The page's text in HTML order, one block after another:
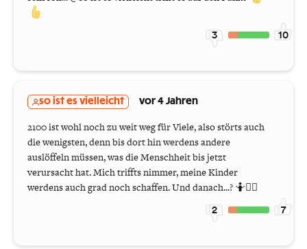
3 10
so ist es vielleicht vor 4 Jahren
2100 ist wohl noch zu weit weg für Viele, also störts auch
die wenigsten, denn bis dort hin werdens andere
auslöffeln müssen, was die Menschheit bis jetzt
verursacht hat. Mich triffts nimmer, meine Kinder
werdens auch grad noch schaffen. Und danach...? 🤷🤷‍♀️
2 7